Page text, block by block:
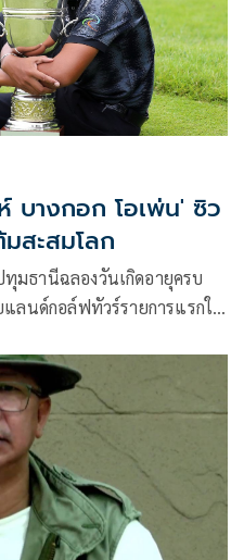
บางกอก โอเพ่น' ซิว
สะสมโลก
ธานีฉลองวันเกิดอายุครบ
ลนด์กอล์ฟทัวร์รายการแรกใน
สอง ชลทิตย์ ชื่นบุญงาม 3 ส
อลไทยแลนด์กอล์ฟทัวร์
ชิงเงินรางวัลรวม 3 ล้านบาท
6,498 หลา พาร์ 70 จ.